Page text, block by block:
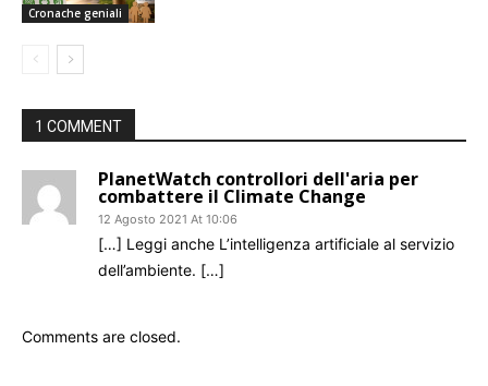
Cronache geniali
1 COMMENT
PlanetWatch controllori dell'aria per
combattere il Climate Change
12 Agosto 2021 At 10:06
[…] Leggi anche L’intelligenza artificiale al servizio
dell’ambiente. […]
Comments are closed.